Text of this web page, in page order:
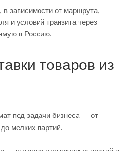
в зависимости от маршрута,
и условий транзита через
в Россию.
товаров из
под задачи бизнеса — от
мелких партий.